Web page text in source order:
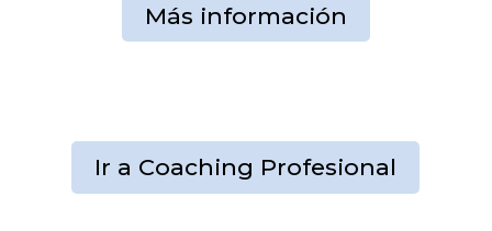
Más información
Ir a Coaching Profesional